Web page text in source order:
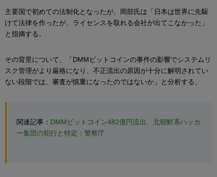
主要国で初めての法制化となったが、岡部氏は「日本は世界に先駆
けて法律を作ったが、ライセンスを取れる会社が出てこなかった」
と指摘する。
その背景について、「DMMビットコインの事件の影響でシステムリ
スク管理がより厳格になり、不正流出の原因が十分に解明されてい
ない段階では、審査が慎重になったのではないか」と分析する。
関連記事： DMMビットコイン482億円流出、北朝鮮系ハッカ
ー集団の犯行と特定：警察庁